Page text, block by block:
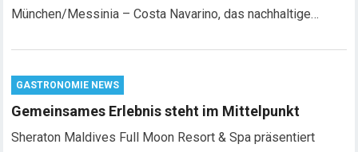
München/Messinia – Costa Navarino, das nachhaltige…
GASTRONOMIE NEWS
Gemeinsames Erlebnis steht im Mittelpunkt
Sheraton Maldives Full Moon Resort & Spa präsentiert